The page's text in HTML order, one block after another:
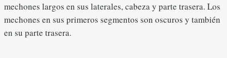
mechones largos en sus laterales, cabeza y parte trasera. Los
mechones en sus primeros segmentos son oscuros y también
en su parte trasera.